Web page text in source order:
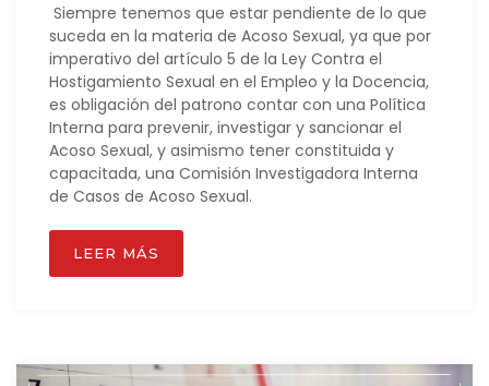
Siempre tenemos que estar pendiente de lo que
suceda en la materia de Acoso Sexual, ya que por
imperativo del artículo 5 de la Ley Contra el
Hostigamiento Sexual en el Empleo y la Docencia,
es obligación del patrono contar con una Política
Interna para prevenir, investigar y sancionar el
Acoso Sexual, y asimismo tener constituida y
capacitada, una Comisión Investigadora Interna
de Casos de Acoso Sexual.
LEER MÁS